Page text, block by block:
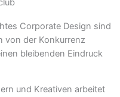
Corporate Design sind
von der Konkurrenz
bleibenden Eindruck
und Kreativen arbeitet